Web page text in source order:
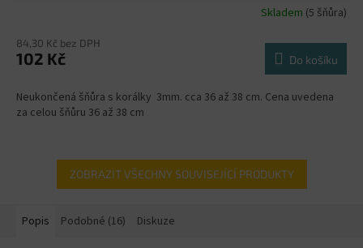
Skladem (5 šňůra)
84,30 Kč bez DPH
102 Kč Do košíku
Neukončená šňůra s korálky 3mm. cca 36 až 38 cm. Cena uvedena
za celou šňůru 36 až 38 cm
ZOBRAZIT VŠECHNY SOUVISEJÍCÍ PRODUKTY
Popis Podobné (16) Diskuze